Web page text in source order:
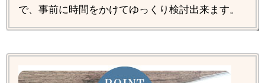
で、事前に時間をかけてゆっくり検討出来ます。